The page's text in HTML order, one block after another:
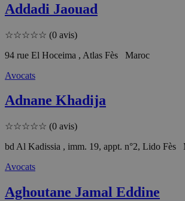
Addadi Jaouad
☆☆☆☆☆ (0 avis)
94 rue El Hoceima , Atlas Fès Maroc
Avocats
Adnane Khadija
☆☆☆☆☆ (0 avis)
bd Al Kadissia , imm. 19, appt. n°2, Lido Fès
Avocats
Aghoutane Jamal Eddine